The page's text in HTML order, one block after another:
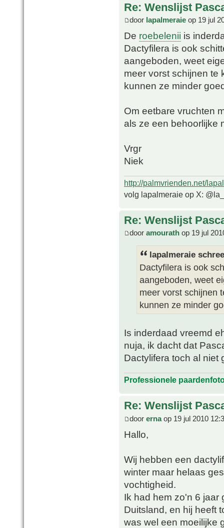
Re: Wenslijst
door lapalmeraie op 19 jul
De roebelenii is
Dactyfilera is ook
aangeboden, weet
meer vorst schijnen te
kunnen ze minder
Om eetbare vruchten
als ze een behoorlijke
Vrgr
Niek
http://palmvrienden.net/
volg lapalmeraie op X:
Re: Wenslijst
door amourath op 19 jul
lapalmeraie
Dactyfilera is ook
aangeboden, weet
meer vorst schijnen
kunnen ze minder
Is inderdaad vreemd
nuja, ik dacht dat
Dactylifera toch al niet
Professionele
Re: Wenslijst
door ernaop 19 jul 2010
Hallo,
Wij hebben een
winter maar helaas
vochtigheid.
Ik had hem zo'n 6 jaar
Duitsland, en hij heeft
was wel een moeilijke